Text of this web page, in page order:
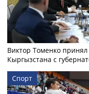
Виктор Томенко
Кыргызстана с
Спорт